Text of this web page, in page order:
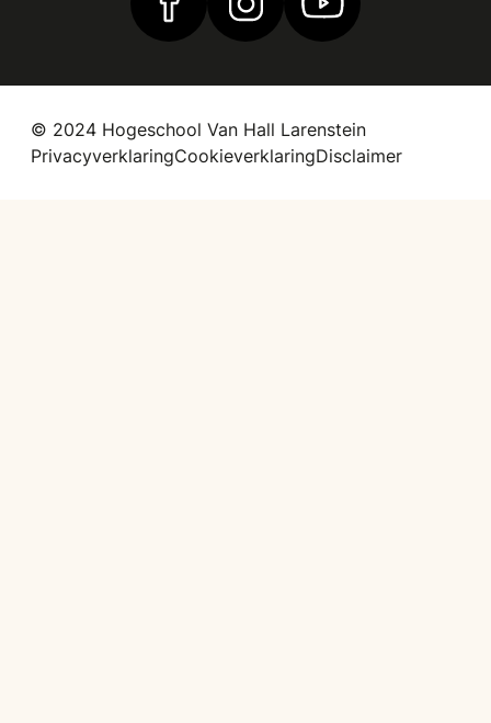
Vind ons op Facebook
Vind ons op Instagram
Vind ons op
© 2024 Hogeschool Van Hall Larenstein
PrivacyverklaringCookieverklaringDisclaimer